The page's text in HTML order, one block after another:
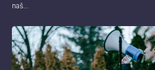
naš...